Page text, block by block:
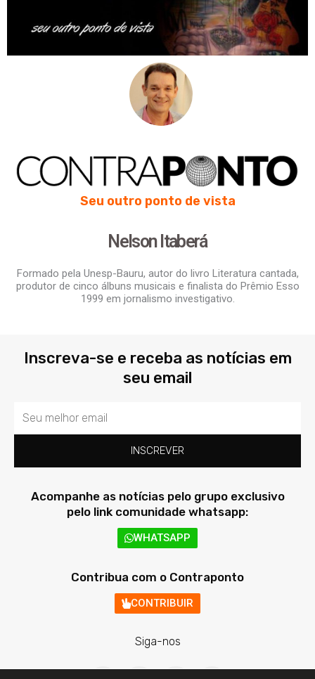
Seu outro ponto de vista
Nelson Itaberá
Formado pela Unesp-Bauru, autor do livro Literatura cantada,
produtor de cinco álbuns musicais e finalista do Prêmio Esso
1999 em jornalismo investigativo.
Inscreva-se e receba as notícias em
seu email
Email
INSCREVER
Acompanhe as notícias pelo grupo exclusivo
pelo link comunidade whatsapp:
WHATSAPP
Contribua com o Contraponto
CONTRIBUIR
Siga-nos
F
T
I
Y